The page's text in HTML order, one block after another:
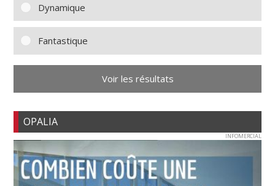
Dynamique
Fantastique
Voir les résultats
OPALIA
INFOMERCIAL